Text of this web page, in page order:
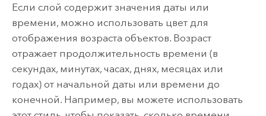
Если слой содержит значения даты или
времени, можно использовать цвет для
отображения возраста объектов. Возраст
отражает продолжительность времени (в
секундах, минутах, часах, днях, месяцах или
годах) от начальной даты или времени до
конечной. Например, вы можете использовать